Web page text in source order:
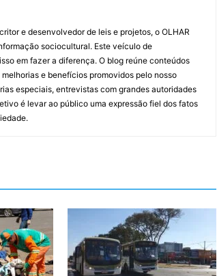
e desenvolvedor de leis e projetos, o OLHAR
sociocultural. Este veículo de
em fazer a diferença. O blog reúne conteúdos
e benefícios promovidos pelo nosso
especiais, entrevistas com grandes autoridades
é levar ao público uma expressão fiel dos fatos